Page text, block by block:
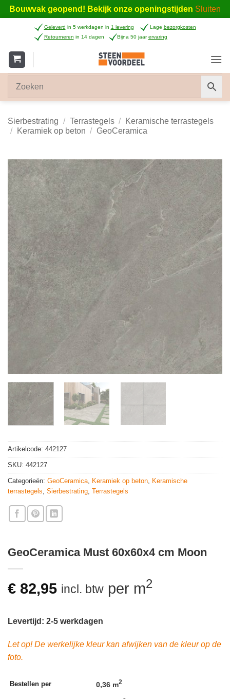
Bouwvak geopend! Bekijk onze openingstijden Sluiten
inhoud
Geleverd in 5 werkdagen in 1 levering Lage bezorgkosten
Retourneren in 14 dagen Bijna 50 jaarervaring
Sierbestrating / Terrastegels /
Keramische terrastegels
/
Keramiek op beton / GeoCeramica
Artikelcode: 442127
SKU: 442127
Categorieën: GeoCeramica Keramiek op beton Keramische
terrastegels Sierbestrating Terrastegels
GeoCeramica Must 60x60x4 cm Moon
€ 82,95 incl. btw per m2
Levertijd: 2-5 werkdagen
Let op! De werkelijke kleur kan afwijken van de kleur op de
foto.
Bestellen per 0,36 m2